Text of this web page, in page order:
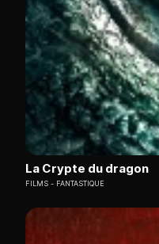
La Crypte du dragon
FILMS FANTASTIQUE